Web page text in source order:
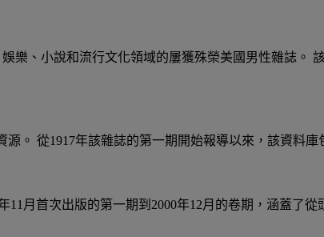
樂、小說和流行文化領域的屢獲殊榮美國男性雜誌。
。 從1917年該雜誌的第一期開始報導以來，該資料
11月首次出版的第一期到2000年12月的卷期，涵蓋了從